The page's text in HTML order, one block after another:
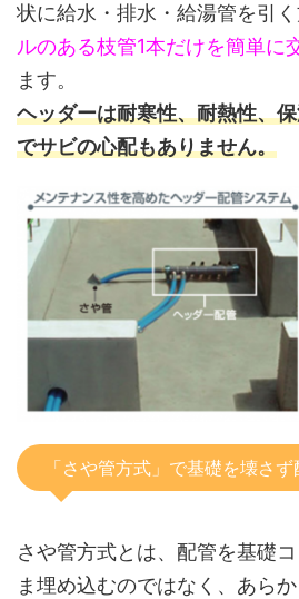
状に給水・排水・給湯管を引く
ルのある枝管1本だけを簡単に
ます。
ヘッダーは耐寒性、耐熱性、
でサビの心配もありません。
「さや管方式」で基礎を壊さず
さや管方式とは、配管を基礎
ま埋め込むのではなく、あら